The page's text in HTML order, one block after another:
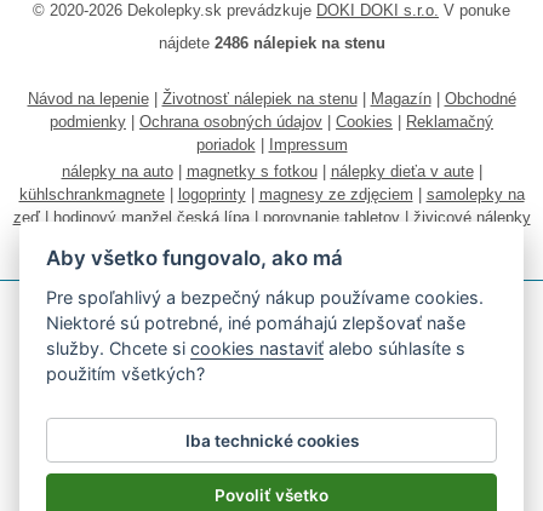
© 2020-2026 Dekolepky.sk prevádzkuje DOKI DOKI s.r.o. V ponuke
nájdete 2486 nálepiek na stenu
Návod na lepenie| Životnosť nálepiek na stenu| Magazín| Obchodné
podmienky
Ochrana osobných údajov Cookies
Reklamačný
poriadok|
Impressum
nálepky na auto| magnetky s fotkou| nálepky dieťa v aute|
kühlschrankmagnete| logoprinty| magnesy ze zdjęciem
samolepky na
zeď| hodinový manžel česká lípa| porovnanie tabletov| živicové nálepky
Podľa zákona o evidencii tržieb je predávajúci povinný vystaviť
kupujúcemu účtenku.
Aby všetko fungovalo, ako má
Pre spoľahlivý a bezpečný nákup používame cookies.
Niektoré sú potrebné, iné pomáhajú zlepšovať naše
služby. Chcete sicookies nastaviť alebo súhlasíte s
použitím všetkých?
Iba technické cookies
Povoliť všetko